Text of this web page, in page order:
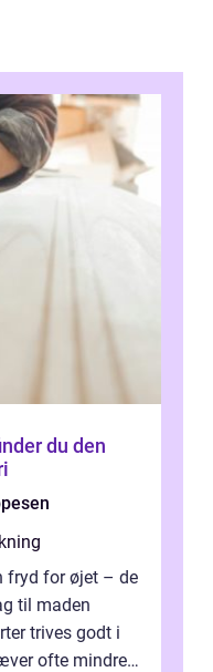
fryd for øjet – de
til maden
trives godt i
ofte mindre